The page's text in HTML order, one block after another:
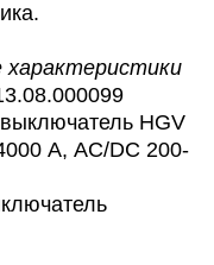
характеристики
HGV
А, AC/DC 200-